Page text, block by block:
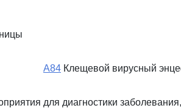
A84 Клещевой вирусный
для диагностики